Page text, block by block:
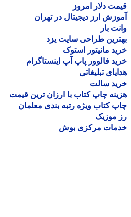
دلار امروز
ارز دیجیتال در تهران
بار
طراحی سایت یزد
مانیتور استوک
فالوور پاپ آپ اینستاگرام
تبلیغاتی
سالت
چاپ کتاب با ارزان ترین قیمت
کتاب ویژه رتبه بندی معلمان
موزیک
مرکزی بوش